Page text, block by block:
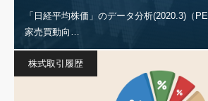
「日経平均株価」のデータ分析(2020.3)（
家売買動向…
株式取引履歴